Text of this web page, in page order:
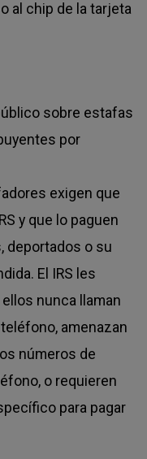
al chip de la tarjeta
sobre estafas
por
exigen que
y que lo paguen
deportados o su
El IRS les
nunca llaman
amenazan
números de
o requieren
para pagar